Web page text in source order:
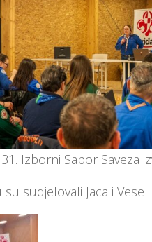
Izborni Sabor Saveza
sudjelovali Jaca i Veseli.